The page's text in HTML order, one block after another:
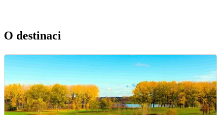
O destinaci